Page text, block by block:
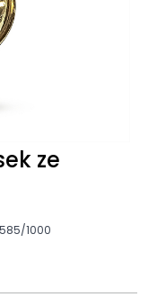
ze
1000